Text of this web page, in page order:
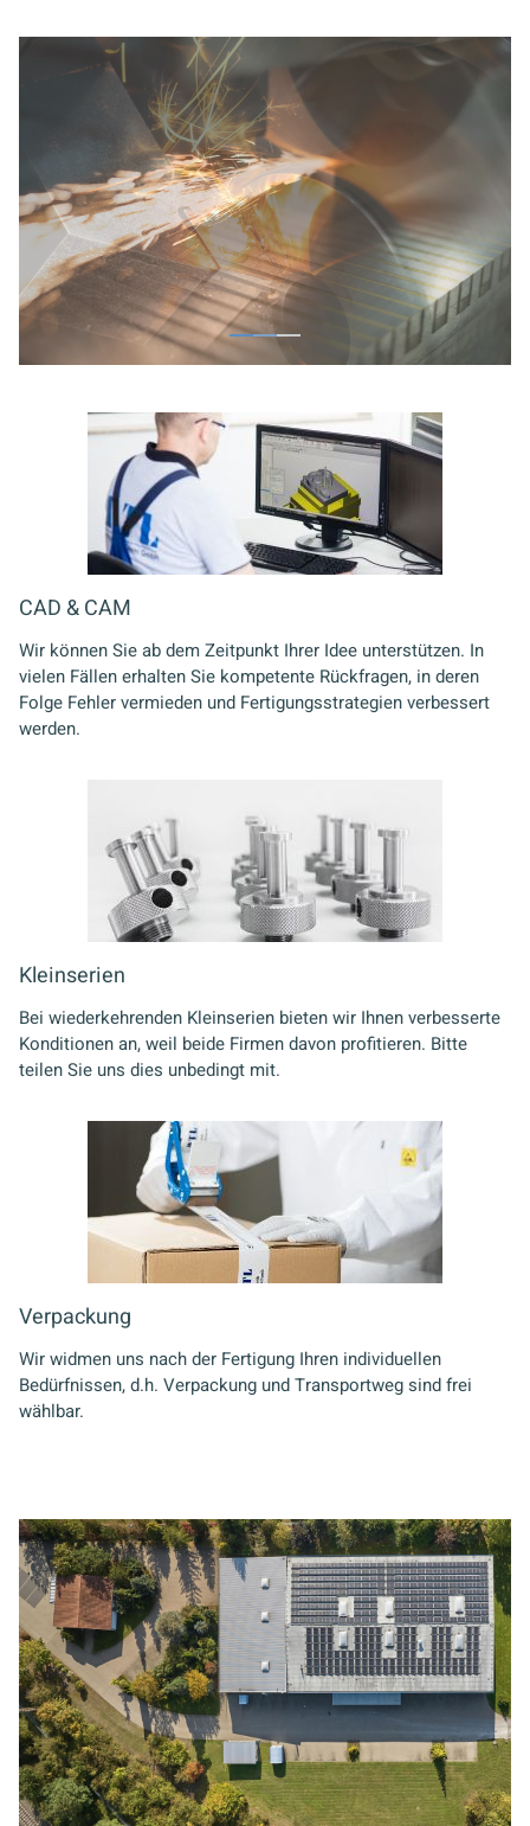
CAD & CAM
Wir können Sie ab dem Zeitpunkt Ihrer Idee unterstützen. In
vielen Fällen erhalten Sie kompetente Rückfragen, in deren
Folge Fehler vermieden und Fertigungsstrategien verbessert
werden.
Kleinserien
Bei wiederkehrenden Kleinserien bieten wir Ihnen verbesserte
Konditionen an, weil beide Firmen davon profitieren. Bitte
teilen Sie uns dies unbedingt mit.
Verpackung
Wir widmen uns nach der Fertigung Ihren individuellen
Bedürfnissen, d.h. Verpackung und Transportweg sind frei
wählbar.